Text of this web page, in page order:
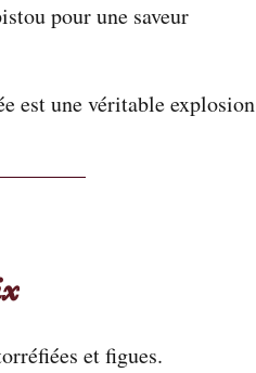
pour une saveur
est une véritable explosion
et figues.